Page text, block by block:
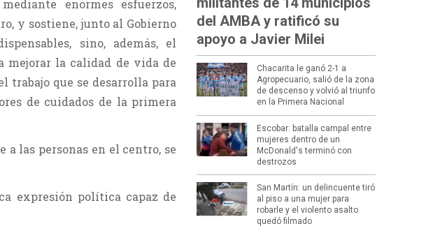
enormes esfuerzos,
y sostiene, junto al Gobierno
sino, además, el
mejorar la calidad de vida de
trabajo que se desarrolla para
de cuidados de la primera
a las personas en el centro, se
expresión política capaz de
del AMBA y ratificó su
apoyo a Javier Milei
Chacarita le ganó 2-1 a
Agropecuario, salió de la zona
de descenso y volvió al triunfo
en la Primera Nacional
Escobar: batalla campal entre
mujeres dentro de un
McDonald's terminó con
destrozos
San Martín: un delincuente tiró
al piso a una mujer para
robarle y el violento asalto
quedó filmado